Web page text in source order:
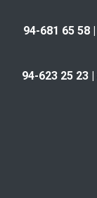
94-681 65 58 |
94-623 25 23 |